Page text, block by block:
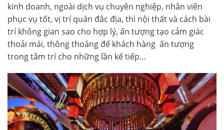
kinh doanh, ngoài dịch vụ chuyên nghiệp, nhân viên
phục vụ tốt, vị trí quán đắc địa, thì nội thất và cách bài
trí không gian sao cho hợp lý, ấn tượng tạo cảm giác
thoải mái, thông thoáng để khách hàng ấn tượng
trong tâm trí cho những lần kế tiếp…